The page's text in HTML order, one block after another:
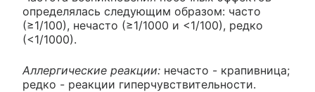
определялась следующим образом: часто
(≥1/100), нечасто (≥1/1000 и <1/100), редко
(<1/1000).
Аллергические реакции: нечасто - крапивница;
редко - реакции гиперчувствительности.